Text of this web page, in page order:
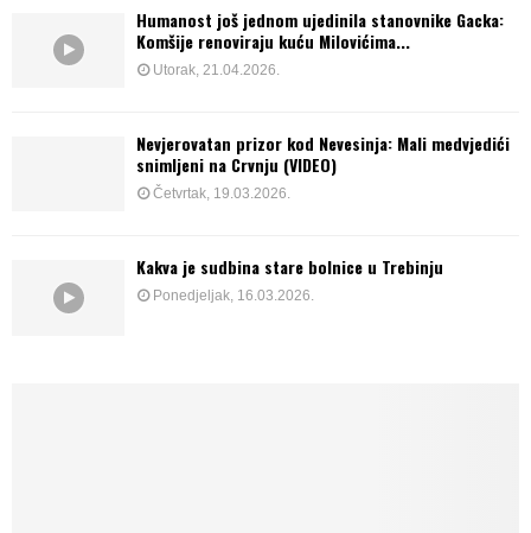
Humanost još jednom ujedinila stanovnike Gacka:
Komšije renoviraju kuću Milovićima...
Utorak, 21.04.2026.
Nevjerovatan prizor kod Nevesinja: Mali medvjedići
snimljeni na Crvnju (VIDEO)
Četvrtak, 19.03.2026.
Kakva je sudbina stare bolnice u Trebinju
Ponedjeljak, 16.03.2026.